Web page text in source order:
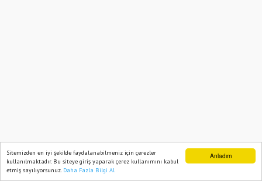
Anladım
Sitemizden en iyi şekilde faydalanabilmeniz için çerezler
kullanılmaktadır. Bu siteye giriş yaparak çerez kullanımını kabul
etmiş sayılıyorsunuz. Daha Fazla Bilgi Al
Ana Sayfa Web TV